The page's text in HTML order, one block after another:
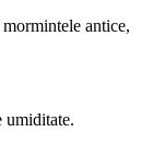
antice,
umiditate.